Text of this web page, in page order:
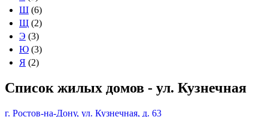
Ш (6)
Щ (2)
Э (3)
Ю (3)
Я (2)
Список жилых домов - ул. Кузнечная
г. Ростов-на-Дону, ул. Кузнечная, д. 63